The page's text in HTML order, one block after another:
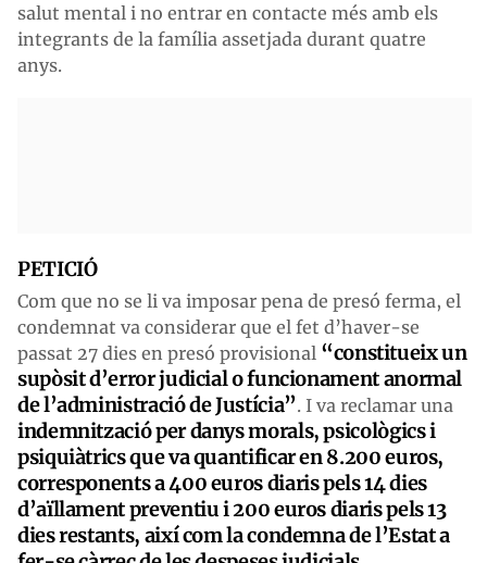
salut mental i no entrar en contacte més amb els
integrants de la família assetjada durant quatre
anys.
PETICIÓ
Com que no se li va imposar pena de presó ferma, el
condemnat va considerar que el fet d’haver-se
passat 27 dies en presó provisional “constitueix un
supòsit d’error judicial o funcionament anormal
de l’administració de Justícia”. I va reclamar una
indemnització per danys morals, psicològics i
psiquiàtrics que va quantificar en 8.200 euros,
corresponents a 400 euros diaris pels 14 dies
d’aïllament preventiu i 200 euros diaris pels 13
dies restants, així com la condemna de l’Estat a